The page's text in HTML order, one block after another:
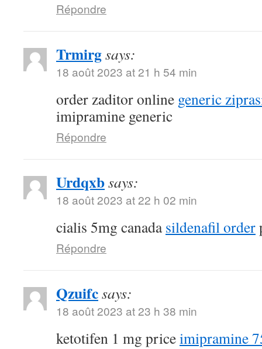
Répondre
Trmirgsays:
18 août 2023 at 21 h 54 min
order zaditor online generic
imipramine generic
Répondre
Urdqxbsays:
18 août 2023 at 22 h 02 min
cialis 5mg canadasildenafil order
Répondre
Qzuifcsays:
18 août 2023 at 23 h 38 min
ketotifen 1 mg priceimipramine